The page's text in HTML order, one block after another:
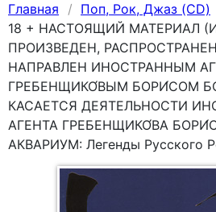
Главная Поп, Рок, Джаз (CD)
18 + НАСТОЯЩИЙ МАТЕРИАЛ
ПРОИЗВЕДЕН,
НАПРАВЛЕН ИНОСТРАННЫМ
ГРЕБЕНЩИКО́ВЫМ БОРИ́СОМ
КАСАЕТСЯ ДЕЯТЕЛЬНОСТИ
АГЕНТА ГРЕБЕНЩИКО́ВА
АКВАРИУМ: Легенды Русского